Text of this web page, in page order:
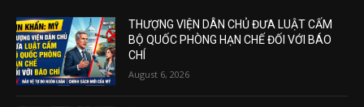
THƯỢNG VIỆN DÂN CHỦ ĐƯA LUẬT CẤM
BỘ QUỐC PHÒNG HẠN CHẾ ĐỐI VỚI BÁO
CHÍ
August 6, 2026